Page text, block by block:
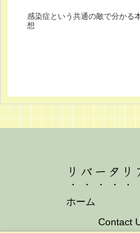
感染症という共通の敵で分かる
想
リバータ
ホーム
Contact